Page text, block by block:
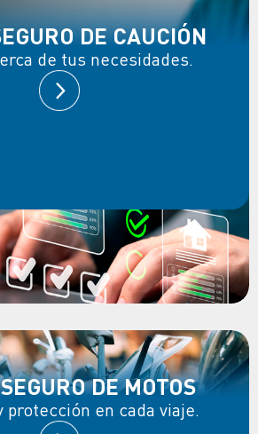
DE CAUCIÓN
de tus necesidades.
DE MOTOS
protección en cada viaje.